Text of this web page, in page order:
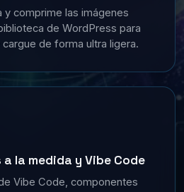
y comprime las imágenes
de WordPress para
de forma ultra ligera.
la medida y Vibe Code
Vibe Code, componentes